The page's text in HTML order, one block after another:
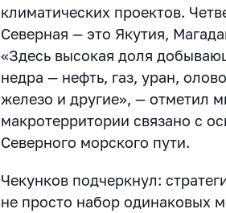
климатических проектов.
Северная — это Якутия,
«Здесь высокая доля
недра — нефть, газ, уран,
железо и другие», — отметил
макротерритории связано с
Северного морского пути.
Чекунков подчеркнул:
не просто набор одинаковых